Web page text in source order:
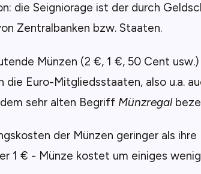
die Seigniorage ist der durch
Zentralbanken bzw. Staaten.
Münzen (2 €, 1 €, 50 Cent
die Euro-Mitgliedsstaaten, also u.a.
sehr alten Begriff Münzregal
der Münzen geringer als
1 € - Münze kostet um einiges